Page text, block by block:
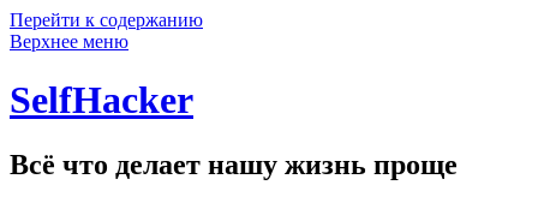
Перейти к содержанию
Верхнее меню
SelfHacker
Всё что делает нашу жизнь проще